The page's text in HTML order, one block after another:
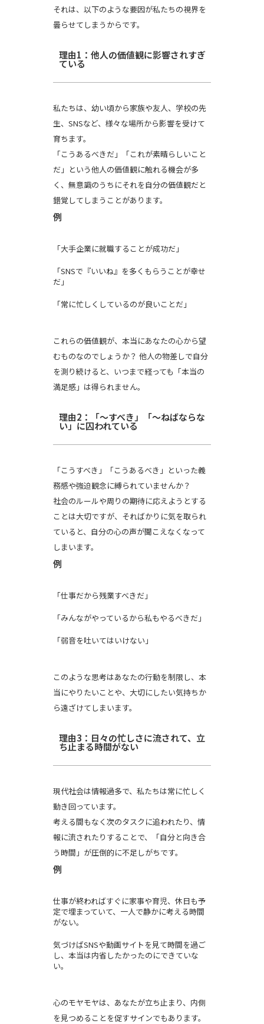
それは、以下のような要因が私たちの視界を
曇らせてしまうからです。
理由1：他人の価値観に影響されすぎ
ている
私たちは、幼い頃から家族や友人、学校の先
生、SNSなど、様々な場所から影響を受けて
育ちます。
「こうあるべきだ」「これが素晴らしいこと
だ」という他人の価値観に触れる機会が多
く、無意識のうちにそれを自分の価値観だと
錯覚してしまうことがあります。
例
「大手企業に就職することが成功だ」
「SNSで『いいね』を多くもらうことが幸せ
だ」
「常に忙しくしているのが良いことだ」
これらの価値観が、本当にあなたの心から望
むものなのでしょうか？ 他人の物差しで自分
を測り続けると、いつまで経っても「本当の
満足感」は得られません。
理由2：「〜すべき」「〜ねばならな
い」に囚われている
「こうすべき」「こうあるべき」といった義
務感や強迫観念に縛られていませんか？
社会のルールや周りの期待に応えようとする
ことは大切ですが、そればかりに気を取られ
ていると、自分の心の声が聞こえなくなって
しまいます。
例
「仕事だから残業すべきだ」
「みんながやっているから私もやるべきだ」
「弱音を吐いてはいけない」
このような思考はあなたの行動を制限し、本
当にやりたいことや、大切にしたい気持ちか
ら遠ざけてしまいます。
理由3：日々の忙しさに流されて、立
ち止まる時間がない
現代社会は情報過多で、私たちは常に忙しく
動き回っています。
考える間もなく次のタスクに追われたり、情
報に流されたりすることで、「自分と向き合
う時間」が圧倒的に不足しがちです。
例
仕事が終わればすぐに家事や育児、休日も予
定で埋まっていて、一人で静かに考える時間
がない。
気づけばSNSや動画サイトを見て時間を過ご
し、本当は内省したかったのにできていな
い。
心のモヤモヤは、あなたが立ち止まり、内側
を見つめることを促すサインでもあります。